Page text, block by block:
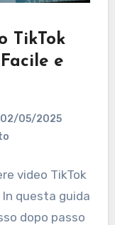
TikTok
e
02/05/2025
video TikTok
questa guida
dopo passo